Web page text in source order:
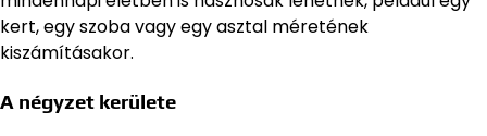
kert, egy szoba vagy egy asztal méretének
kiszámításakor.
A négyzet kerülete